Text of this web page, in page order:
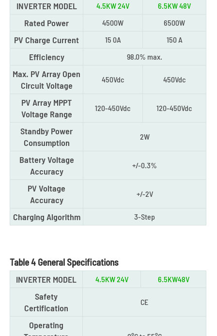
INVERTER MODEL
4.5KW 24V 6.5KW 48V
Rated Power 4500W 6500W
PV Charge Current 15 0A 150 A
Efficiency 98.0% max.
Max. PV Array Open
Circuit Voltage
450Vdc 450Vdc
PV Array MPPT
Voltage Range
120-450Vdc 120-450Vdc
Standby Power
Consumption
2W
Battery Voltage
Accuracy
+/-0.3%
PV Voltage
Accuracy
+/-2V
Charging Algorithm 3-Step
Table 4 General Specifications
INVERTER MODEL 4.5KW 24V 6.5KW48V
Safety
Certification
CE
Operating